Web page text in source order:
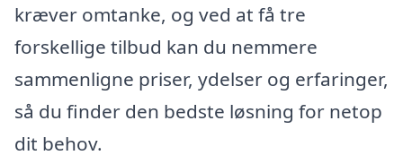
kræver omtanke, og ved at få tre
forskellige tilbud kan du nemmere
sammenligne priser, ydelser og erfaringer,
så du finder den bedste løsning for netop
dit behov.